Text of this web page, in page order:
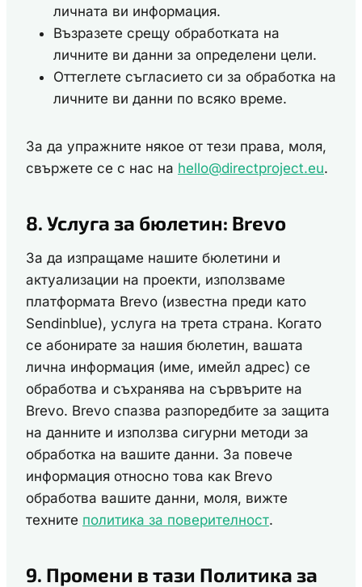
личната ви информация.
Възразете срещу обработката на
личните ви данни за определени цели.
Оттеглете съгласието си за обработка на
личните ви данни по всяко време.
За да упражните някое от тези права, моля,
свържете се с нас на hello@directproject.eu.
8. Услуга за бюлетин: Brevo
За да изпращаме нашите бюлетини и
актуализации на проекти, използваме
платформата Brevo (известна преди като
Sendinblue), услуга на трета страна. Когато
се абонирате за нашия бюлетин, вашата
лична информация (име, имейл адрес) се
обработва и съхранява на сървърите на
Brevo. Brevo спазва разпоредбите за защита
на данните и използва сигурни методи за
обработка на вашите данни. За повече
информация относно това как Brevo
обработва вашите данни, моля, вижте
техните политика за поверителност.
9. Промени в тази Политика за